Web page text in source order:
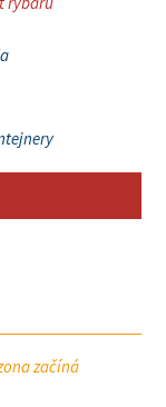
začíná